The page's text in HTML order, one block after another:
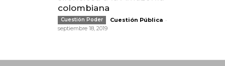
colombiana
Cuestión Poder Cuestión Pública -
septiembre 18, 2019